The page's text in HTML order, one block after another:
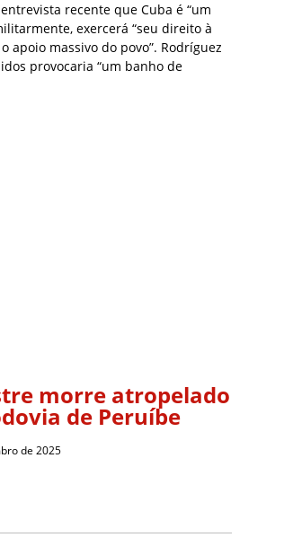
recente que Cuba é “um
exercerá “seu direito à
apoio massivo do povo”. Rodríguez
provocaria “um banho de
morre atropelado
de Peruíbe
de 2025